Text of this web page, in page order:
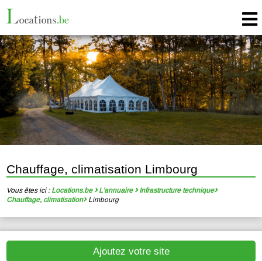
Chauffage, climatisation Limbourg
Vous êtes ici : Locations.be L'annuaire
Infrastructure technique
Chauffage, climatisation
Limbourg
Ajoutez votre site